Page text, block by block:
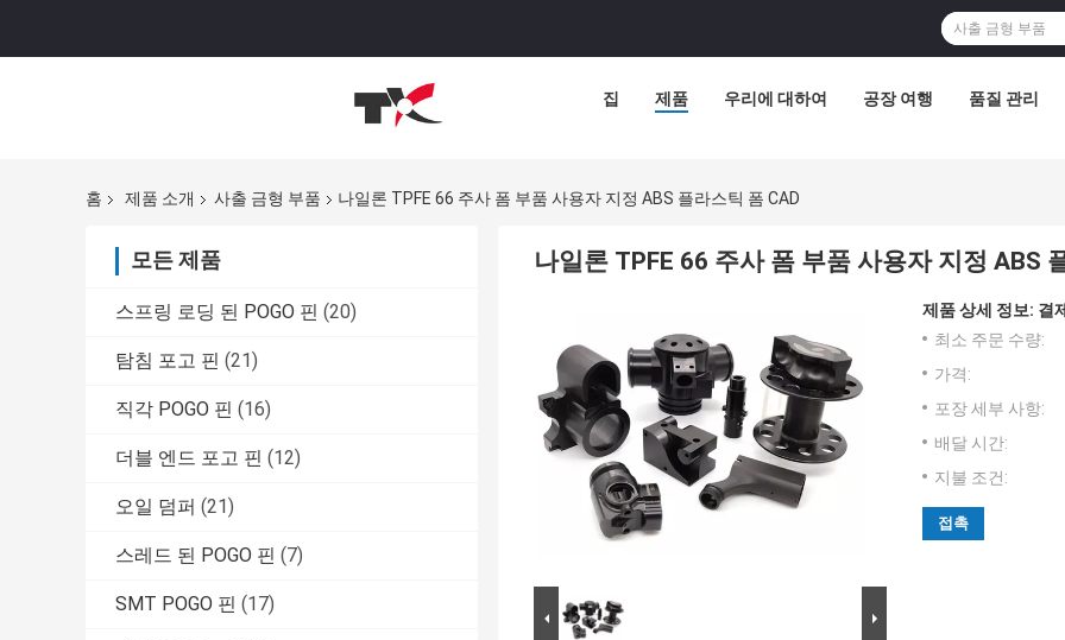
집 제품 우리에 대하여 공장 여행 품질 관리
홈 제품 소개 사출 금형 부품 나일론 TPFE 66 주사 폼 부품 사용자 지정 ABS 플라스틱 폼 CAD
모든 제품
스프링 로딩 된 POGO 핀 (20)
탐침 포고 핀 (21)
직각 POGO 핀 (16)
더블 엔드 포고 핀 (12)
오일 덤퍼 (21)
스레드 된 POGO 핀 (7)
SMT POGO 핀 (17)
나일론 TPFE 66 주사 폼 부품 사용자 지정 ABS
제품 상세 정보: 결
최소 주문 수량:
가격:
포장 세부 사항:
배달 시간:
지불 조건:
접촉